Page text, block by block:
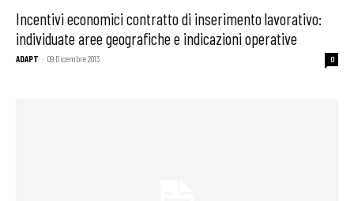
Incentivi economici contratto di inserimento lavorativo:
individuate aree geografiche e indicazioni operative
ADAPT - 09 Dicembre 2013 0